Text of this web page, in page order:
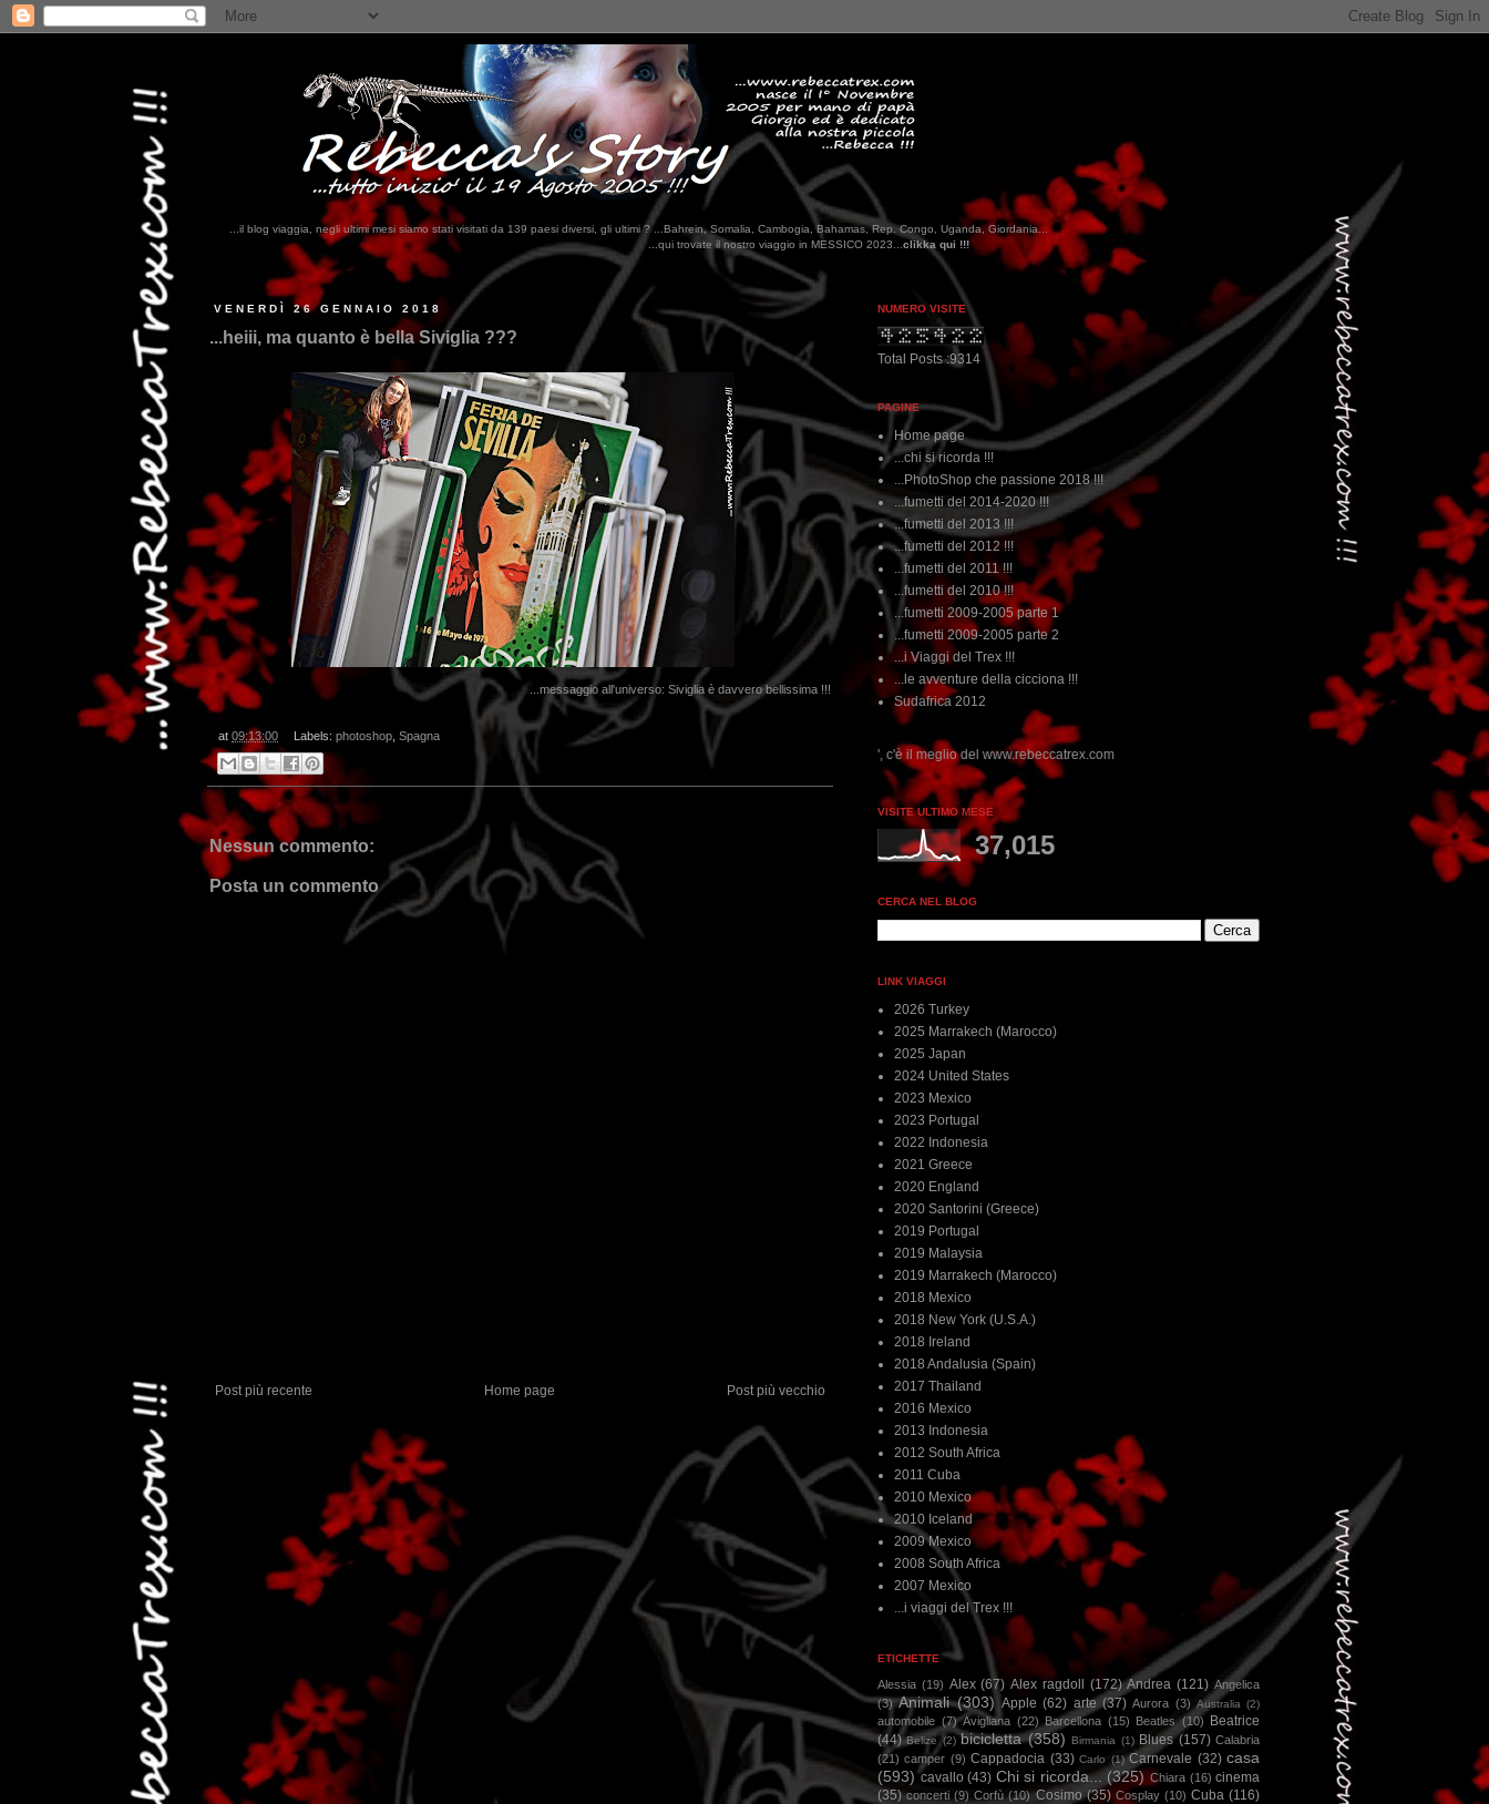
...il blog viaggia, negli ultimi mesi siamo stati visitati da 139 paesi diversi, gli ultimi ? ...Bahrein, Somalia, Cambogia, Bahamas, Rep. Congo, Uganda, Giordania...
...qui trovate il nostro viaggio in MESSICO 2023...clikka qui !!!
VENERDÌ 26 GENNAIO 2018
...heiii, ma quanto è bella Siviglia ???
...messaggio all'universo: Siviglia è davvero bellissima !!!
at 09:13:00 Labels: photoshop, Spagna
Nessun commento:
Posta un commento
Post più recente Post più vecchio
Home page
NUMERO VISITE
Total Posts :9314
PAGINE
Home page
...chi si ricorda !!!
...PhotoShop che passione 2018 !!!
...fumetti del 2014-2020 !!!
...fumetti del 2013 !!!
...fumetti del 2012 !!!
...fumetti del 2011 !!!
...fumetti del 2010 !!!
...fumetti 2009-2005 parte 1
...fumetti 2009-2005 parte 2
...i Viaggi del Trex !!!
...le avventure della cicciona !!!
Sudafrica 2012
...dai non perdere tempo, clikka "qui", c'è il meglio del www.rebeccatrex.com
VISITE ULTIMO MESE
37,015
CERCA NEL BLOG
LINK VIAGGI
2026 Turkey
2025 Marrakech (Marocco)
2025 Japan
2024 United States
2023 Mexico
2023 Portugal
2022 Indonesia
2021 Greece
2020 England
2020 Santorini (Greece)
2019 Portugal
2019 Malaysia
2019 Marrakech (Marocco)
2018 Mexico
2018 New York (U.S.A.)
2018 Ireland
2018 Andalusia (Spain)
2017 Thailand
2016 Mexico
2013 Indonesia
2012 South Africa
2011 Cuba
2010 Mexico
2010 Iceland
2009 Mexico
2008 South Africa
2007 Mexico
...i viaggi del Trex !!!
ETICHETTE
Alessia (19) Alex (67) Alex ragdoll (172) Andrea (121) Angelica
(3) Animali (303) Apple (62) arte (37) Aurora (3) Australia (2)
automobile (7) Avigliana (22) Barcellona (15) Beatles (10)
Beatrice
(44) Belize (2) bicicletta (358) Birmania (1) Blues (157) Calabria
(21) camper (9) Cappadocia (33) Carlo (1) Carnevale (32) casa
(593) cavallo (43) Chi si ricorda... (325) Chiara (16) cinema
(35) concerti (9) Corfù (10) Cosimo (35) Cosplay (10) Cuba (116)